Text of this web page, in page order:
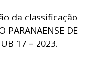
da classificação
PARANAENSE DE
17 – 2023.